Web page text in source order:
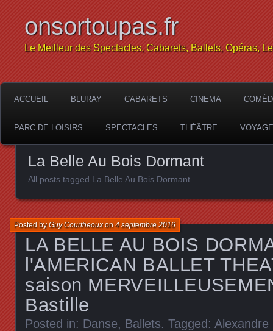
onsortoupas.fr
Le Meilleur des Spectacles, Cabarets, Ballets, Opéras,
ACCUEIL BLURAY CABARETS CINEMA
PARC DE LOISIRS SPECTACLES THÉÂTRE
La Belle Au Bois Dormant
All posts tagged La Belle Au Bois Dormant
LA BELLE AU BOIS
l'AMERICAN BALLET
saison
Bastille
Posted byGuy Courtheouxon4 septembre 2016
Posted in: Danse, Ballets. Tagged: Alexandre